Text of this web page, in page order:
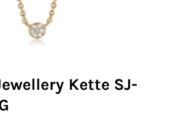
Kette SJ-